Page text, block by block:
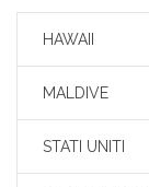
HAWAII
MALDIVE
STATI UNITI